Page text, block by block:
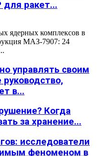
для ракет...
ядерных комплексов в
МАЗ-7907: 24
управлять своим
в...
Когда
за хранение...
исследователи
феноменом в